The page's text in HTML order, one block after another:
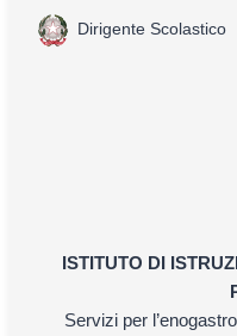
Dirigente Scolastico
ISTITUTO DI
Servizi per